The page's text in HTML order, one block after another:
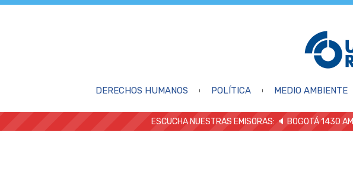
DERECHOS HUMANOS POLÍTICA MEDIO AMBIENTE
ESCUCHA NUESTRAS EMISORAS: 🔈 BOGOTÁ 1430 AM